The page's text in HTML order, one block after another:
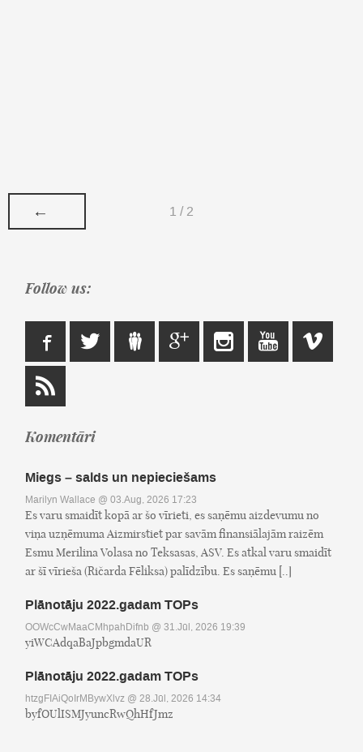
← 1 / 2
Follow us:
Komentāri
Miegs – salds un nepieciešams
Marilyn Wallace @ 03.Aug, 2026 17:23
Es varu smaidīt kopā ar šo vīrieti, es saņēmu aizdevumu no
viņa uzņēmuma Aizmirstiet par savām finansiālajām raizēm
Esmu Merilina Volasa no Teksasas, ASV. Es atkal varu smaidīt
ar šī vīrieša (Ričarda Fēliksa) palīdzību. Es saņēmu [..]
Plānotāju 2022.gadam TOPs
OOWcCwMaaCMhpahDifnb @ 31.Jūl, 2026 19:39
yiWCAdqaBaJpbgmdaUR
Plānotāju 2022.gadam TOPs
htzgFIAiQoIrMBywXlvz @ 28.Jūl, 2026 14:34
byfOUlISMJyuncRwQhHfJmz